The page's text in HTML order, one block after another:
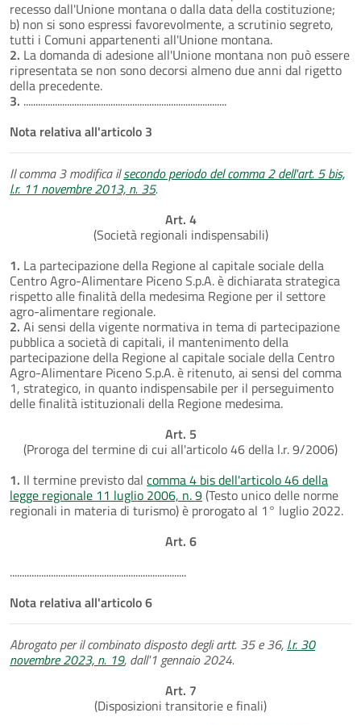
recesso dall'Unione montana o dalla data della costituzione;
b) non si sono espressi favorevolmente, a scrutinio segreto,
tutti i Comuni appartenenti all'Unione montana.
2. La domanda di adesione all'Unione montana non può essere
ripresentata se non sono decorsi almeno due anni dal rigetto
della precedente.
3. ....................................................................................
Nota relativa all'articolo 3
Il comma 3 modifica ilsecondo periodo del comma 2 dell'art. 5 bis,
l.r. 11 novembre 2013, n. 35.
Art. 4
(Società regionali indispensabili)
1. La partecipazione della Regione al capitale sociale della
Centro Agro-Alimentare Piceno S.p.A. è dichiarata strategica
rispetto alle finalità della medesima Regione per il settore
agro-alimentare regionale.
2. Ai sensi della vigente normativa in tema di partecipazione
pubblica a società di capitali, il mantenimento della
partecipazione della Regione al capitale sociale della Centro
Agro-Alimentare Piceno S.p.A. è ritenuto, ai sensi del comma
1, strategico, in quanto indispensabile per il perseguimento
delle finalità istituzionali della Regione medesima.
Art. 5
(Proroga del termine di cui all'articolo 46 della l.r. 9/2006)
1. Il termine previsto dal comma 4 bis dell'articolo 46 della
legge regionale 11 luglio 2006, n. 9(Testo unico delle norme
regionali in materia di turismo) è prorogato al 1° luglio 2022.
Art. 6
.........................................................................
Nota relativa all'articolo 6
Abrogato per il combinato disposto degli artt. 35 e 36, l.r. 30
novembre 2023, n. 19, dall'1 gennaio 2024.
Art. 7
(Disposizioni transitorie e finali)